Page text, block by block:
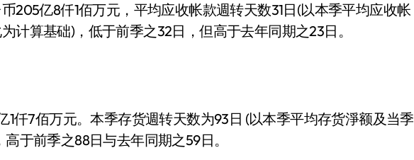
205亿8仟1佰万元，平均应收帐款週转天数31日(以本季平均应收帐
计算基础)，低于前季之32日，但高于去年同期之23日。
1仟7佰万元。本季存货週转天数为93日 (以本季平均存货淨额及当季
于前季之88日与去年同期之59日。